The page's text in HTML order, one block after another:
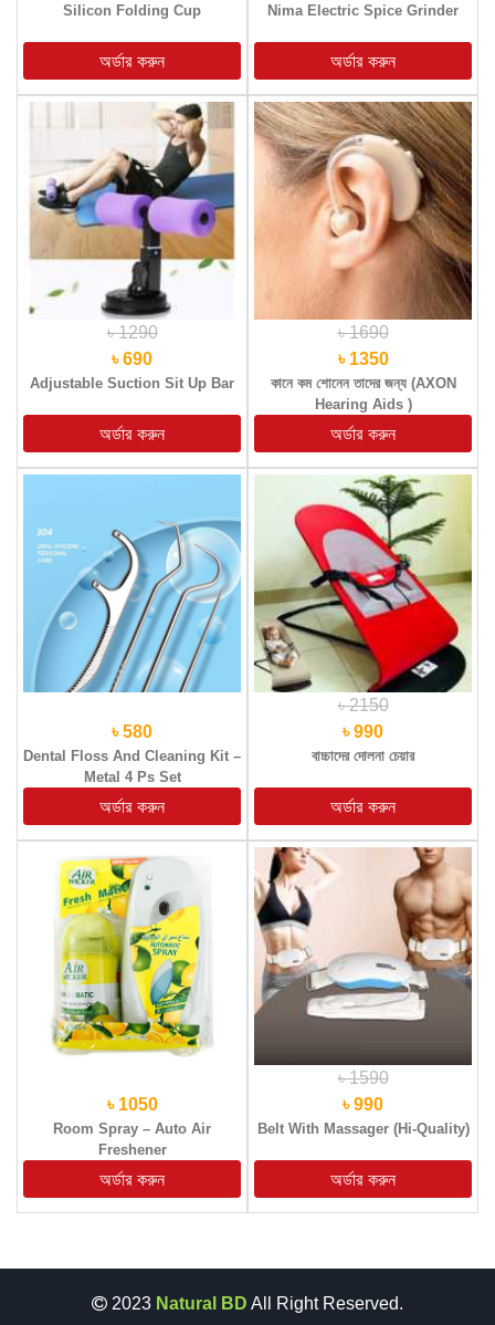
Silicon Folding Cup Nima Electric Spice Grinder
৳ 1290
৳ 690
Adjustable Suction Sit Up Bar
৳ 1690
৳ 1350
কানে কম শোনেন তাদের জন্য (AXON
Hearing Aids )
৳ 580
Dental Floss And Cleaning Kit –
Metal 4 Ps Set
৳ 2150
৳ 990
বাচ্চাদের দোলনা চেয়ার
৳ 1050
Room Spray – Auto Air
Freshener
৳ 1590
৳ 990
Belt With Massager (Hi-Quality)
2023 Natural BD All Right Reserved.